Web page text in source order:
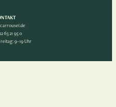
63 21 95 0
9–19 Uhr